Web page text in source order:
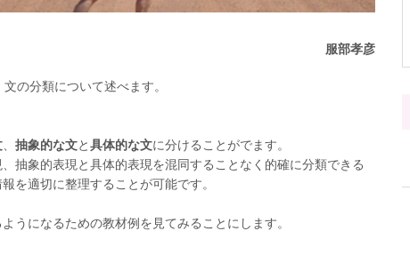
服部孝彦
の分類について述べます。
抽象的な文と具体的な文に分けることがでます。
抽象的表現と具体的表現を混同することなく的確に分類できる
を適切に整理することが可能です。
うになるための教材例を見てみることにします。